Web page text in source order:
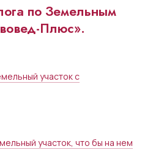
по Земельным
Плюс».
участок с
участок, что бы на нем